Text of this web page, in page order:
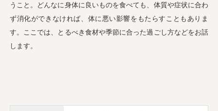
うこと。どんなに身体に良いものを食べても、体質や症状に合わ
ず消化ができなければ、体に悪い影響をもたらすこともありま
す。ここでは、とるべき食材や季節に合った過ごし方などをお話
します。